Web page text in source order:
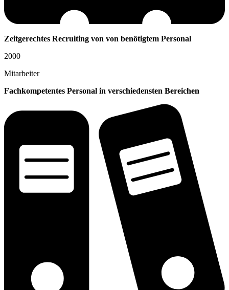
Zeitgerechtes Recruiting von von benötigtem Personal
2000
Mitarbeiter
Fachkompetentes Personal in verschiedensten Bereichen